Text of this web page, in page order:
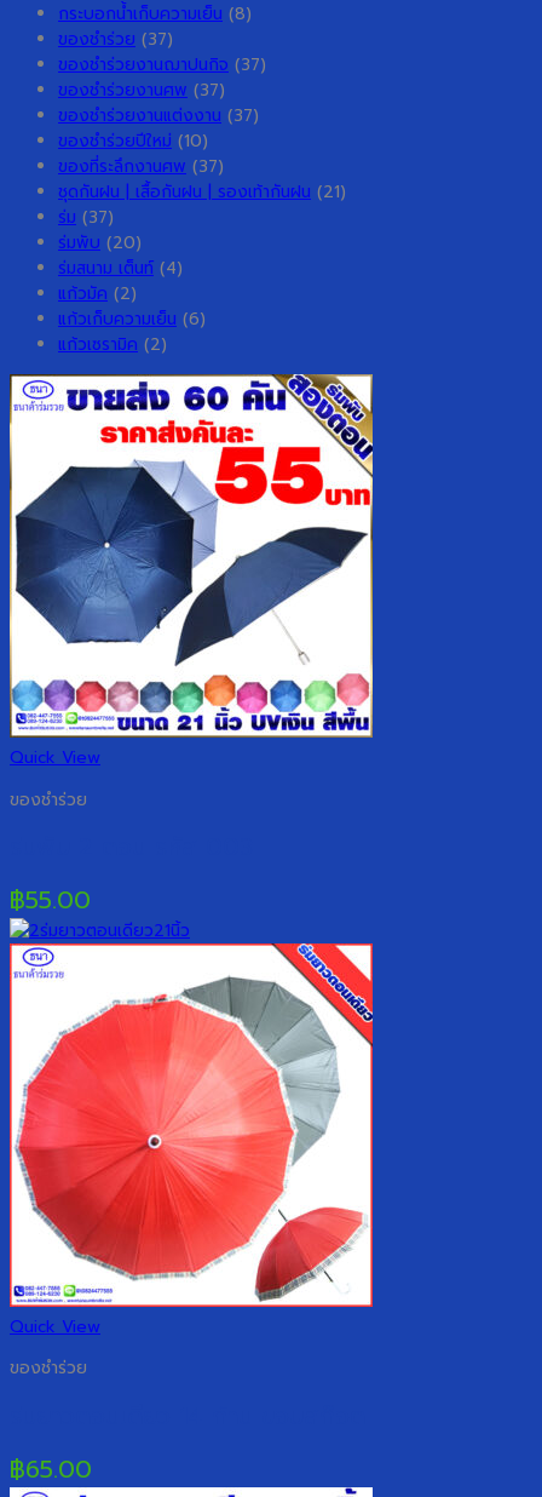
กระบอกน้ำเก็บความเย็น (8)
ของชำร่วย (37)
ของชำร่วยงานฌาปนกิจ (37)
ของชำร่วยงานศพ (37)
ของชำร่วยงานแต่งงาน (37)
ของชำร่วยปีใหม่ (10)
ของที่ระลึกงานศพ (37)
ชุดกันฝน | เสื้อกันฝน | รองเท้ากันฝน (21)
ร่ม (37)
ร่มพับ (20)
ร่มสนาม เต็นท์ (4)
แก้วมัค (2)
แก้วเก็บความเย็น (6)
แก้วเซรามิค (2)
Quick View
ของชำร่วย
฿55.00
Quick View
ของชำร่วย
฿65.00